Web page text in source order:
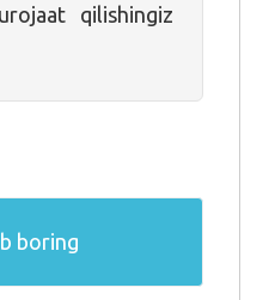
qilishingiz
boring